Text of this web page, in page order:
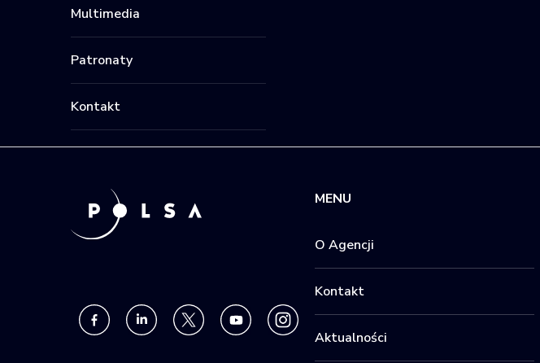
Multimedia
Patronaty
Kontakt
MENU
O Agencji
Kontakt
Aktualności